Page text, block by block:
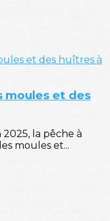
moules et des
la pêche à
moules et...